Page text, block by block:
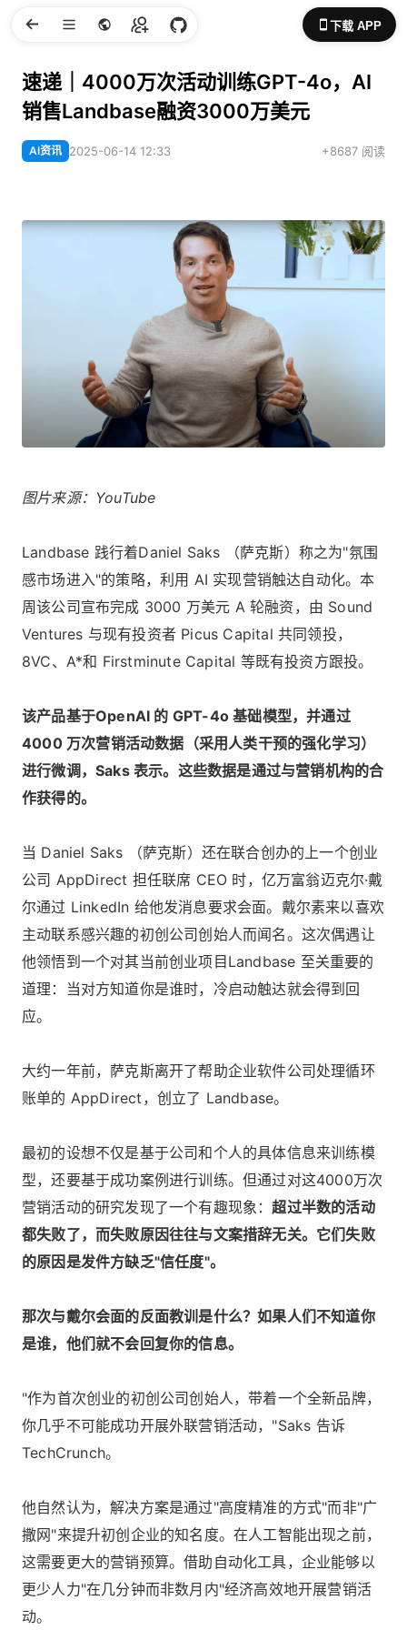
下载 APP
速递｜4000万次活动训练GPT-4o，AI
销售Landbase融资3000万美元
AI资讯 2025-06-14 12:33 +8687 阅读
图片来源：YouTube
Landbase 践行着Daniel Saks （萨克斯）称之为"氛围
感市场进入"的策略，利用 AI 实现营销触达自动化。本
周该公司宣布完成 3000 万美元 A 轮融资，由 Sound
Ventures 与现有投资者 Picus Capital 共同领投，
8VC、A*和 Firstminute Capital 等既有投资方跟投。
该产品基于OpenAI 的 GPT-4o 基础模型，并通过
4000 万次营销活动数据（采用人类干预的强化学习）
进行微调，Saks 表示。这些数据是通过与营销机构的合
作获得的。
当 Daniel Saks （萨克斯）还在联合创办的上一个创业
公司 AppDirect 担任联席 CEO 时，亿万富翁迈克尔·戴
尔通过 LinkedIn 给他发消息要求会面。戴尔素来以喜欢
主动联系感兴趣的初创公司创始人而闻名。这次偶遇让
他领悟到一个对其当前创业项目Landbase 至关重要的
道理：当对方知道你是谁时，冷启动触达就会得到回
应。
大约一年前，萨克斯离开了帮助企业软件公司处理循环
账单的 AppDirect，创立了 Landbase。
最初的设想不仅是基于公司和个人的具体信息来训练模
型，还要基于成功案例进行训练。但通过对这4000万次
营销活动的研究发现了一个有趣现象：超过半数的活动
都失败了，而失败原因往往与文案措辞无关。它们失败
的原因是发件方缺乏"信任度"。
那次与戴尔会面的反面教训是什么？如果人们不知道你
是谁，他们就不会回复你的信息。
"作为首次创业的初创公司创始人，带着一个全新品牌，
你几乎不可能成功开展外联营销活动，"Saks 告诉
TechCrunch。
他自然认为，解决方案是通过"高度精准的方式"而非"广
撒网"来提升初创企业的知名度。在人工智能出现之前，
这需要更大的营销预算。借助自动化工具，企业能够以
更少人力"在几分钟而非数月内"经济高效地开展营销活
动。